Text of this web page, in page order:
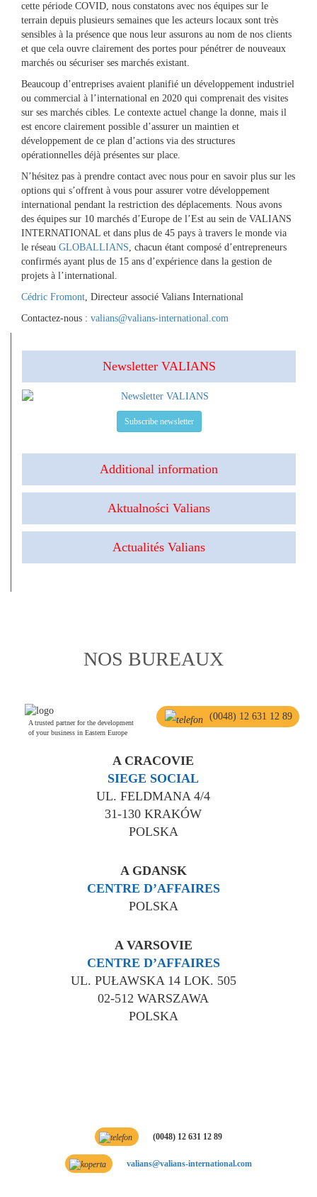
cette période COVID, nous constatons avec nos équipes sur le
terrain depuis plusieurs semaines que les acteurs locaux sont très
sensibles à la présence que nous leur assurons au nom de nos clients
et que cela ouvre clairement des portes pour pénétrer de nouveaux
marchés ou sécuriser ses marchés existant.
Beaucoup d’entreprises avaient planifié un développement industriel
ou commercial à l’international en 2020 qui comprenait des visites
sur ses marchés cibles. Le contexte actuel change la donne, mais il
est encore clairement possible d’assurer un maintien et
développement de ce plan d’actions via des structures
opérationnelles déjà présentes sur place.
N’hésitez pas à prendre contact avec nous pour en savoir plus sur les
options qui s’offrent à vous pour assurer votre développement
international pendant la restriction des déplacements. Nous avons
des équipes sur 10 marchés d’Europe de l’Est au sein de VALIANS
INTERNATIONAL et dans plus de 45 pays à travers le monde via
le réseau GLOBALLIANS, chacun étant composé d’entrepreneurs
confirmés ayant plus de 15 ans d’expérience dans la gestion de
projets à l’international.
Cédric Fromont, Directeur associé Valians International
Contactez-nous : valians@valians-international.com
Newsletter VALIANS
Subscribe newsletter
Additional information
Aktualności Valians
Actualités Valians
(0048) 12 631 12 89
NOS BUREAUX
A trusted partner for the development
of your business in Eastern Europe
A CRACOVIE
SIEGE SOCIAL
UL. FELDMANA 4/4
31-130 KRAKÓW
POLSKA
A GDANSK
CENTRE D’AFFAIRES
POLSKA
A VARSOVIE
CENTRE D’AFFAIRES
UL. PUŁAWSKA 14 LOK. 505
02-512 WARSZAWA
POLSKA
(0048) 12 631 12 89
valians@valians-international.com